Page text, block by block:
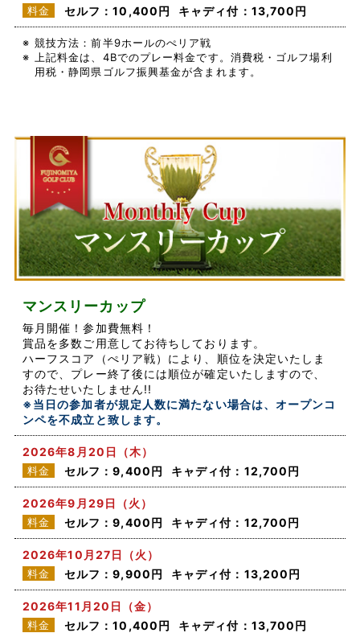
料金 セルフ：10,400円 キャディ付：13,700円
※ 競技方法：前半9ホールのぺリア戦
※
上記料金は、4Bでのプレー料金です。消費税・ゴルフ場利
用税・静岡県ゴルフ振興基金が含まれます。
マンスリーカップ
毎月開催！参加費無料！
賞品を多数ご用意してお待ちしております。
ハーフスコア（ぺリア戦）により、順位を決定いたしま
すので、プレー終了後には順位が確定いたしますので、
お待たせいたしません!!
※当日の参加者が規定人数に満たない場合は、オープンコ
ンペを不成立と致します。
2026年8月20日（木）
料金 セルフ：9,400円 キャディ付：12,700円
2026年9月29日（火）
料金 セルフ：9,400円 キャディ付：12,700円
2026年10月27日（火）
料金 セルフ：9,900円 キャディ付：13,200円
2026年11月20日（金）
料金 セルフ：10,400円 キャディ付：13,700円